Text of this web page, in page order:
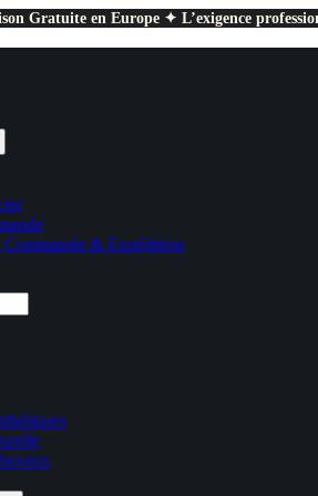
Gratuite en Europe ✦ L’exigence
& Expédition